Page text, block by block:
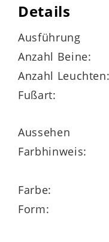
Vorteile der
Warme
Farbkombination
gestreutes Licht
stabilen
Farbverlauf in
mit spannender
Details
Ausführung
Anzahl Beine:
Anzahl Leuchten:
Fußart:
Aussehen
Farbhinweis:
Farbe:
Form: